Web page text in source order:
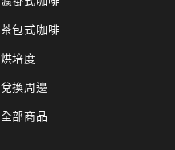
茶包式咖啡
烘培度
兌換周邊
全部商品